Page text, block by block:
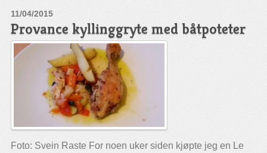
11/04/2015
Provance kyllinggryte med båtpoteter
Foto: Svein Raste For noen uker siden kjøpte jeg en Le